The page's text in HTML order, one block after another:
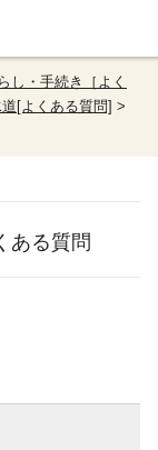
し・手続き［よく
[よくある質問] >
ある質問